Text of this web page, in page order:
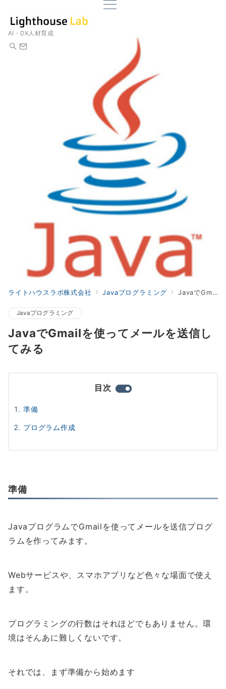
AI・DX人材育成
ライトハウスラボ株式会社 Javaプログラミング JavaでGmailを使ってメールを送信してみる
Javaプログラミング
JavaでGmailを使ってメールを送信し
てみる
目次
準備
プログラム作成
準備
JavaプログラムでGmailを使ってメールを送信プログ
ラムを作ってみます。
Webサービスや、スマホアプリなど色々な場面で使え
ます。
プログラミングの行数はそれほどでもありません。環
境はそんあに難しくないです。
それでは、まず準備から始めます